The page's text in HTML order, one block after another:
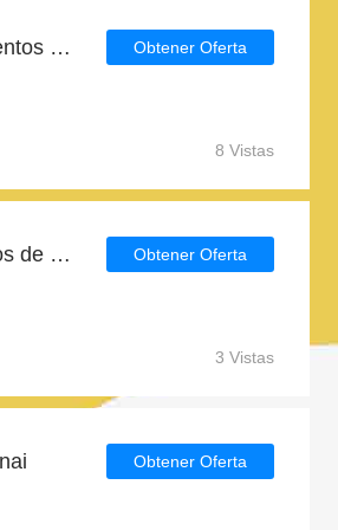
Obtenga 4% de descuento | Hedonai Descuentos para estudiantes Obtener Oferta
8 Vistas
Consigue hasta la mitad de precio en artículos de rebajas Obtener Oferta
3 Vistas
Obtener Oferta